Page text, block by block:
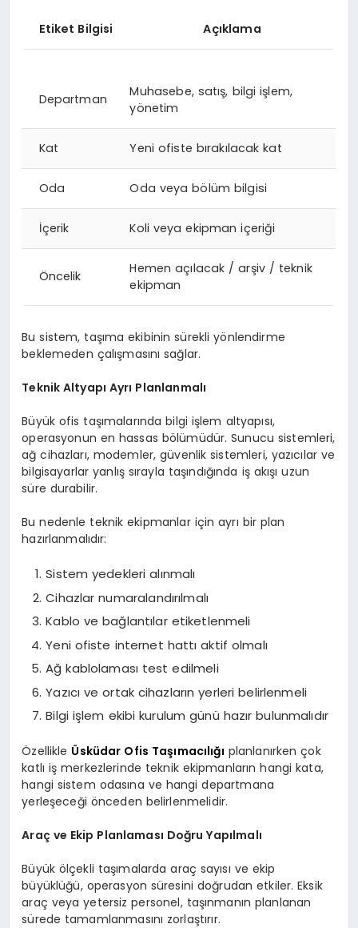
Etiket Bilgisi Açıklama
Departman
Muhasebe, satış, bilgi işlem,
yönetim
Kat Yeni ofiste bırakılacak kat
Oda Oda veya bölüm bilgisi
İçerik Koli veya ekipman içeriği
Öncelik
Hemen açılacak / arşiv / teknik
ekipman
Bu sistem, taşıma ekibinin sürekli yönlendirme
beklemeden çalışmasını sağlar.
Teknik Altyapı Ayrı Planlanmalı
Büyük ofis taşımalarında bilgi işlem altyapısı,
operasyonun en hassas bölümüdür. Sunucu sistemleri,
ağ cihazları, modemler, güvenlik sistemleri, yazıcılar ve
bilgisayarlar yanlış sırayla taşındığında iş akışı uzun
süre durabilir.
Bu nedenle teknik ekipmanlar için ayrı bir plan
hazırlanmalıdır:
Sistem yedekleri alınmalı
Cihazlar numaralandırılmalı
Kablo ve bağlantılar etiketlenmeli
Yeni ofiste internet hattı aktif olmalı
Ağ kablolaması test edilmeli
Yazıcı ve ortak cihazların yerleri belirlenmeli
Bilgi işlem ekibi kurulum günü hazır bulunmalıdır
Özellikle Üsküdar Ofis Taşımacılığı planlanırken çok
katlı iş merkezlerinde teknik ekipmanların hangi kata,
hangi sistem odasına ve hangi departmana
yerleşeceği önceden belirlenmelidir.
Araç ve Ekip Planlaması Doğru Yapılmalı
Büyük ölçekli taşımalarda araç sayısı ve ekip
büyüklüğü, operasyon süresini doğrudan etkiler. Eksik
araç veya yetersiz personel, taşınmanın planlanan
sürede tamamlanmasını zorlaştırır.